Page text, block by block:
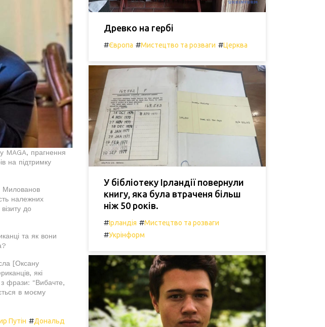
MAGA, прагнення
на підтримку
Милованов
належних
до
та як вони
[Оксану
які
з фрази: "Вибачте,
в моєму
Путін #Дональд
Древко на гербі
#Європа #Мистецтво та розваги #Церква
У бібліотеку Ірландії повернули
книгу, яка була втраченя більш
ніж 50 років.
#Ірландія #Мистецтво та розваги
#Укрінформ